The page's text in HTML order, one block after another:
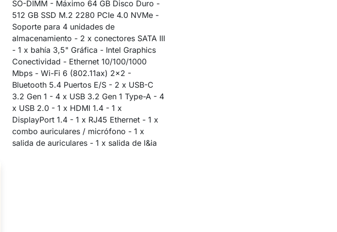
SO-DIMM - Máximo 64 GB Disco Duro -
512 GB SSD M.2 2280 PCIe 4.0 NVMe -
Soporte para 4 unidades de
almacenamiento - 2 x conectores SATA III
- 1 x bahía 3,5" Gráfica - Intel Graphics
Conectividad - Ethernet 10/100/1000
Mbps - Wi-Fi 6 (802.11ax) 2x2 -
Bluetooth 5.4 Puertos E/S - 2 x USB-C
3.2 Gen 1 - 4 x USB 3.2 Gen 1 Type-A - 4
x USB 2.0 - 1 x HDMI 1.4 - 1 x
DisplayPort 1.4 - 1 x RJ45 Ethernet - 1 x
combo auriculares / micrófono - 1 x
salida de auriculares - 1 x salida de l&ia